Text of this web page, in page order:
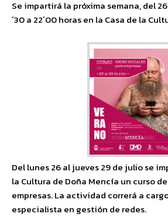
Se impartirá la próxima semana, del
´30 a 22´00 horas en la Casa de la
Del lunes 26 al jueves 29 de julio se
la Cultura de Doña Mencía un curso
empresas. La actividad correrá a
especialista en gestión de redes.